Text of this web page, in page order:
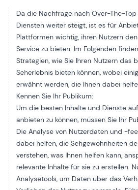
Da die Nachfrage nach Over-The-
Diensten weiter steigt, ist es für
Plattformen wichtig, ihren Nutzern
Service zu bieten. Im Folgenden
Strategien, wie Sie Ihren Nutzern das
Seherlebnis bieten können, wobei
erwähnt werden, die Ihnen dabei
Kennen Sie Ihr Publikum:
Um die besten Inhalte und Dienste
anbieten zu können, müssen Sie Ihr
Die Analyse von Nutzerdaten und -
dabei helfen, die Sehgewohnheiten
verstehen, was Ihnen helfen kann,
relevante Inhalte für sie zu erstellen.
Analysetools, um Daten über das